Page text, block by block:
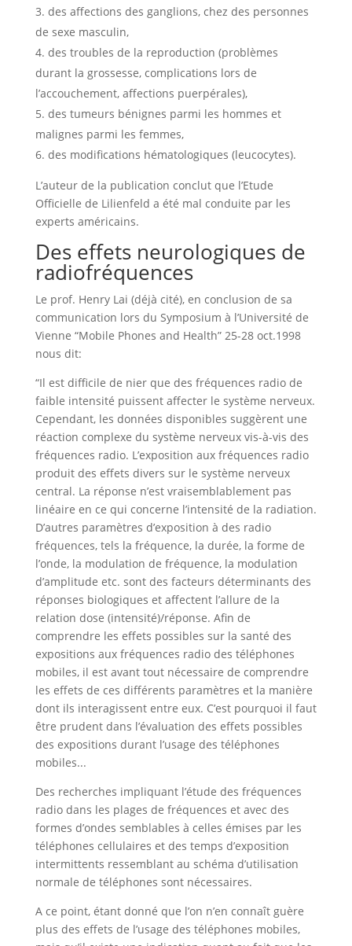
des affections des ganglions, chez des personnes
de sexe masculin,
des troubles de la reproduction (problèmes
durant la grossesse, complications lors de
l’accouchement, affections puerpérales),
des tumeurs bénignes parmi les hommes et
malignes parmi les femmes,
des modifications hématologiques (leucocytes).
L’auteur de la publication conclut que l’Etude
Officielle de Lilienfeld a été mal conduite par les
experts américains.
Des effets neurologiques de
radiofréquences
Le prof. Henry Lai (déjà cité), en conclusion de sa
communication lors du Symposium à l’Université de
Vienne “Mobile Phones and Health” 25-28 oct.1998
nous dit:
“Il est difficile de nier que des fréquences radio de
faible intensité puissent affecter le système nerveux.
Cependant, les données disponibles suggèrent une
réaction complexe du système nerveux vis-à-vis des
fréquences radio. L’exposition aux fréquences radio
produit des effets divers sur le système nerveux
central. La réponse n’est vraisemblablement pas
linéaire en ce qui concerne l’intensité de la radiation.
D’autres paramètres d’exposition à des radio
fréquences, tels la fréquence, la durée, la forme de
l’onde, la modulation de fréquence, la modulation
d’amplitude etc. sont des facteurs déterminants des
réponses biologiques et affectent l’allure de la
relation dose (intensité)/réponse. Afin de
comprendre les effets possibles sur la santé des
expositions aux fréquences radio des téléphones
mobiles, il est avant tout nécessaire de comprendre
les effets de ces différents paramètres et la manière
dont ils interagissent entre eux. C’est pourquoi il faut
être prudent dans l’évaluation des effets possibles
des expositions durant l’usage des téléphones
mobiles...
Des recherches impliquant l’étude des fréquences
radio dans les plages de fréquences et avec des
formes d’ondes semblables à celles émises par les
téléphones cellulaires et des temps d’exposition
intermittents ressemblant au schéma d’utilisation
normale de téléphones sont nécessaires.
A ce point, étant donné que l’on n’en connaît guère
plus des effets de l’usage des téléphones mobiles,